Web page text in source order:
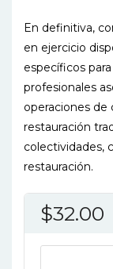
En definitiva,
en ejercicio
específicos
profesionales
operaciones
restauración
colectividades,
restauración.
$32.00